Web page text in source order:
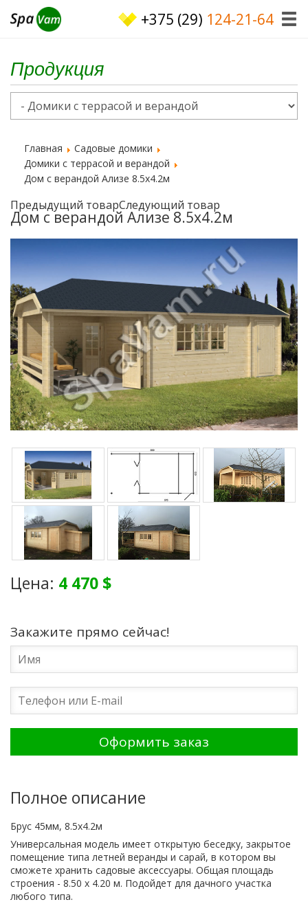
+375 (29) 124-21-64
Продукция
Главная
Садовые домики
Домики с террасой и верандой
Дом с верандой Ализе 8.5x4.2м
Предыдущий товарСледующий товар
Дом с верандой Ализе 8.5x4.2м
Цена: 4 470 $
Закажите прямо сейчас!
Полное описание
Брус 45мм, 8.5x4.2м
Универсальная модель имеет открытую беседку, закрытое
помещение типа летней веранды и сарай, в котором вы
сможете хранить садовые аксессуары. Общая площадь
строения - 8.50 x 4.20 м. Подойдет для дачного участка
любого типа.